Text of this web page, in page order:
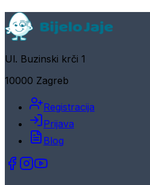
Ul. Buzinski krči 1
10000 Zagreb
Registracija
Prijava
Blog